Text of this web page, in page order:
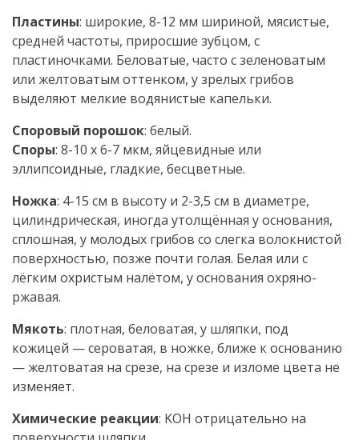
Пластины: широкие, 8-12 мм шириной, мясистые,
средней частоты, приросшие зубцом, с
пластиночками. Беловатые, часто с зеленоватым
или желтоватым оттенком, у зрелых грибов
выделяют мелкие водянистые капельки.
Споровый порошок: белый.
Споры: 8-10 х 6-7 мкм, яйцевидные или
эллипсоидные, гладкие, бесцветные.
Ножка: 4-15 см в высоту и 2-3,5 см в диаметре,
цилиндрическая, иногда утолщённая у основания,
сплошная, у молодых грибов со слегка волокнистой
поверхностью, позже почти голая. Белая или с
лёгким охристым налётом, у основания охряно-
ржавая.
Мякоть: плотная, беловатая, у шляпки, под
кожицей — сероватая, в ножке, ближе к основанию
— желтоватая на срезе, на срезе и изломе цвета не
изменяет.
Химические реакции: KOH отрицательно на